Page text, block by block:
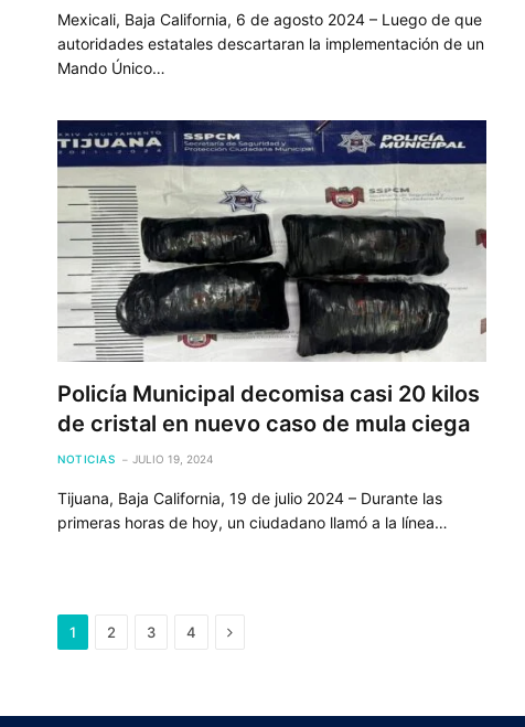
Mexicali, Baja California, 6 de agosto 2024 – Luego de que
autoridades estatales descartaran la implementación de un
Mando Único…
Policía Municipal decomisa casi 20 kilos
de cristal en nuevo caso de mula ciega
NOTICIAS JULIO 19, 2024
Tijuana, Baja California, 19 de julio 2024 – Durante las
primeras horas de hoy, un ciudadano llamó a la línea…
1 2 3 4 Next